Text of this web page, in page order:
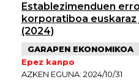
Establezimenduen
korporatiboa
(2024)
GARAPEN EKONOMIKOA
Epez kanpo
AZKEN EGUNA: 2024/10/31